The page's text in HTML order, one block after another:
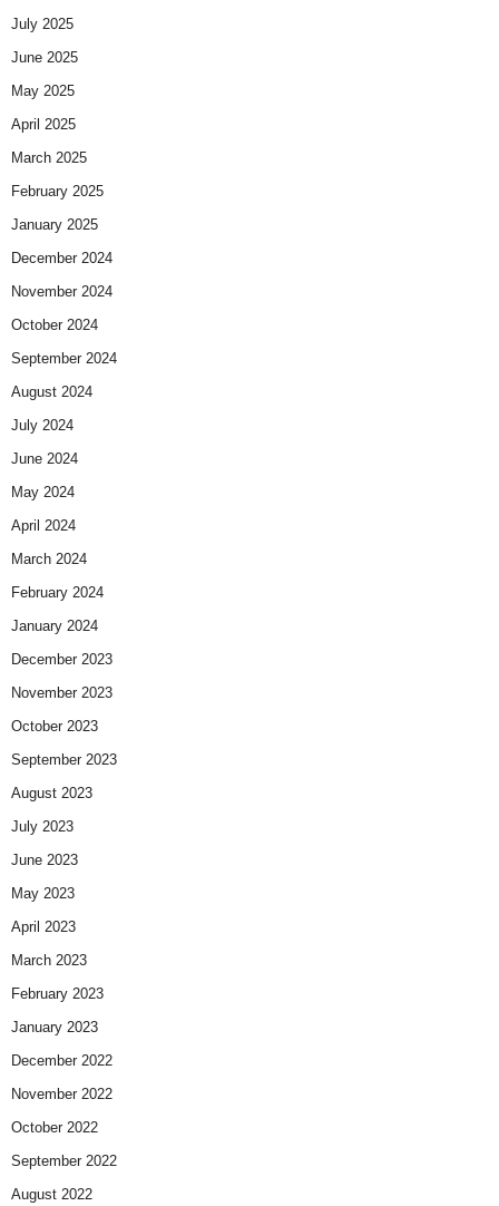
July 2025
June 2025
May 2025
April 2025
March 2025
February 2025
January 2025
December 2024
November 2024
October 2024
September 2024
August 2024
July 2024
June 2024
May 2024
April 2024
March 2024
February 2024
January 2024
December 2023
November 2023
October 2023
September 2023
August 2023
July 2023
June 2023
May 2023
April 2023
March 2023
February 2023
January 2023
December 2022
November 2022
October 2022
September 2022
August 2022